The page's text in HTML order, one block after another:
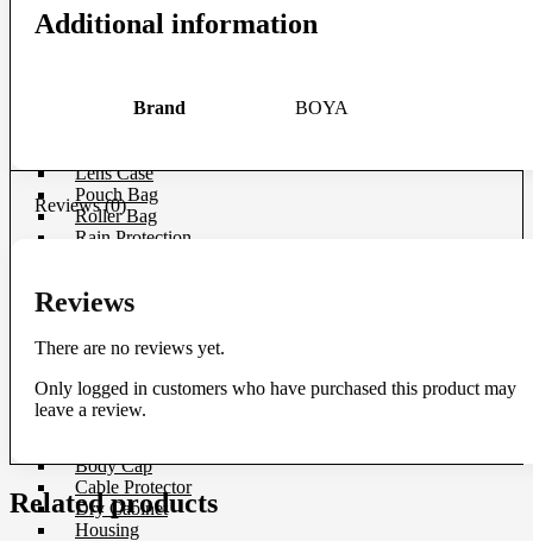
Bag & Case
Backpacks
Lens Case
Pouch Bag
Roller Bag
Rain Protection
Tote Bag
Waterproof Bags
Waist Bag
Body Cap
Cable Protector
Dry Cabinet
Housing
Additional information
Brand BOYA
Reviews (0)
Reviews
There are no reviews yet.
Only logged in customers who have purchased this product may
leave a review.
Related products